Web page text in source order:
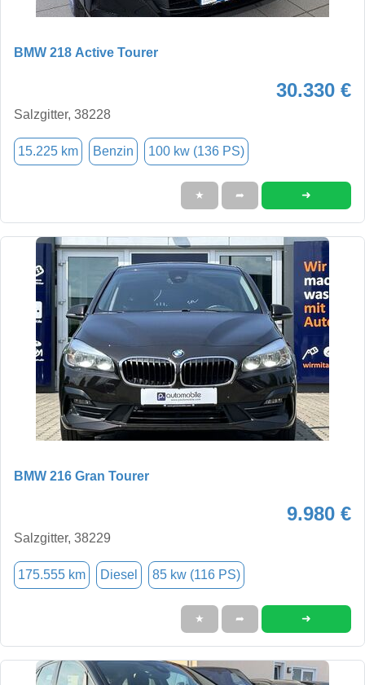
BMW 218 Active Tourer
30.330 €
Salzgitter, 38228
15.225 km Benzin 100 kw (136 PS)
★ ➦ ➜
BMW 216 Gran Tourer
9.980 €
Salzgitter, 38229
175.555 km Diesel 85 kw (116 PS)
★ ➦ ➜